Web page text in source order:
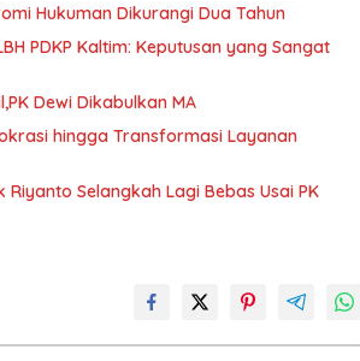
Hukuman Dikurangi Dua Tahun
PDKP Kaltim: Keputusan yang Sangat
Dewi Dikabulkan MA
hingga Transformasi Layanan
Selangkah Lagi Bebas Usai PK